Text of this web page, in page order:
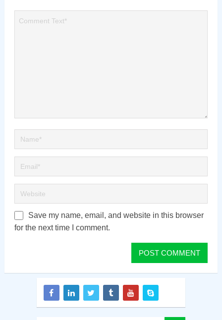
Save my name, email, and website in this browser
for the next time I comment.